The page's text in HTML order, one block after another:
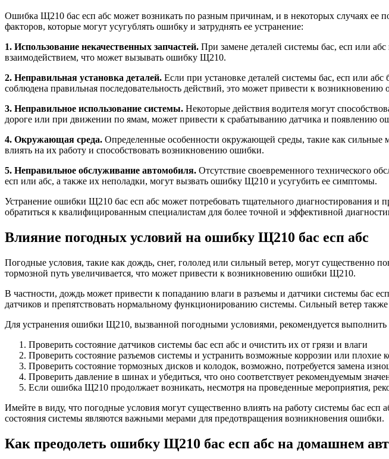
Ошибка Щ210 бас есп абс может возникать по разным причинам, и в некоторых случаях
факторов, которые могут усугублять ошибку и затруднять ее устранение:
1. Использование некачественных запчастей. При замене деталей системы бас, есп или
взаимодействием, что может вызывать ошибку Щ210.
2. Неправильная установка деталей. Если при установке деталей системы бас, есп или
соблюдена правильная последовательность действий, это может привести к
3. Неправильное использование системы. Некоторые действия водителя могут
дороге или при движении по ямам, может привести к срабатыванию датчика и появлению
4. Окружающая среда. Определенные особенности окружающей среды, такие как сильные
влиять на их работу и способствовать возникновению ошибки.
5. Неправильное обслуживание автомобиля. Отсутствие своевременного технического
есп или абс, а также их неполадки, могут вызвать ошибку Щ210 и усугубить ее симптомы.
Устранение ошибки Щ210 бас есп абс может потребовать тщательного диагностирования
обратиться к квалифицированным специалистам для более точной и эффективной
Влияние погодных условий на ошибку Щ210 бас есп абс
Погодные условия, такие как дождь, снег, гололед или сильный ветер, могут существенно
тормозной путь увеличивается, что может привести к возникновению ошибки Щ210.
В частности, дождь может привести к попаданию влаги в разъемы и датчики системы бас
датчиков и препятствовать нормальному функционированию системы. Сильный ветер
Для устранения ошибки Щ210, вызванной погодными условиями, рекомендуется выполнить
Проверить состояние датчиков системы бас есп абс и очистить их от грязи и влаги
Проверить состояние разъемов системы и устранить возможные коррозии или плохие
Проверить состояние тормозных дисков и колодок, возможно, потребуется замена
Проверить давление в шинах и убедиться, что оно соответствует рекомендуемым
Если ошибка Щ210 продолжает возникать, несмотря на проведенные мероприятия,
Имейте в виду, что погодные условия могут существенно влиять на работу системы бас
состояния системы являются важными мерами для предотвращения возникновения ошибки.
Как преодолеть ошибку Щ210 бас есп абс на домашнем